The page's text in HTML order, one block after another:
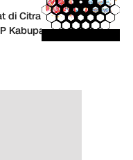
di Citra Raya terus
Kabupaten Tangerang